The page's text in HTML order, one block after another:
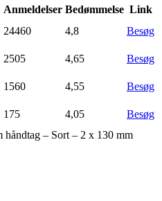
Anmeldelser Bedømmelse Link
24460 4,8 Besøg
2505 4,65 Besøg
1560 4,55 Besøg
175 4,05
Besøg
håndtag – Sort – 2 x 130 mm